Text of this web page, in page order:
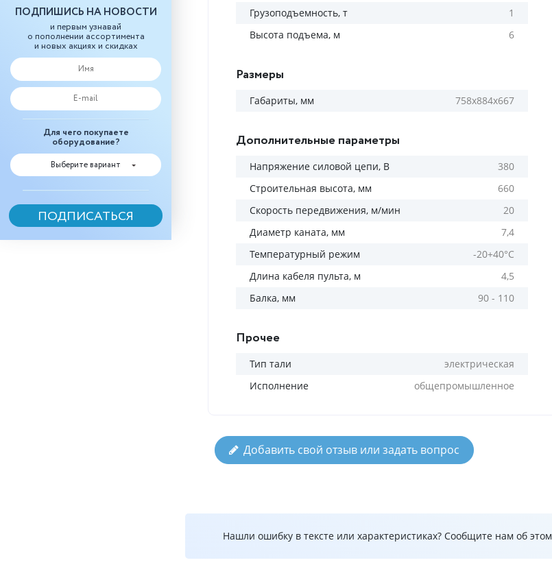
ПОДПИШИСЬ НА НОВОСТИ
и первым узнавай
о пополнении ассортимента
и новых акциях и скидках
Для чего покупаете
оборудование?
Выберите вариант
Грузоподъемность, т
1
Высота подъема, м
6
Размеры
Габариты, мм 758х884х667
Дополнительные параметры
Напряжение силовой цепи, В
380
Строительная высота, мм
660
Скорость передвижения, м/мин
20
Диаметр каната, мм
7,4
Температурный режим
-20+40°С
Длина кабеля пульта, м
4,5
Балка, мм
90 - 110
Прочее
Тип тали
электрическая
Исполнение
общепромышленное
Добавить свой отзыв или задать вопрос
Нашли ошибку в тексте или характеристиках? Сообщите нам об этом